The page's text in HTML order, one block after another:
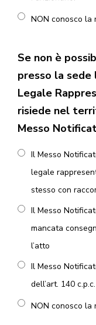
NON conosco la
Se non è
presso la
Legale
risiede nel
Messo
Il Messo
legale
stesso con
Il Messo
mancata
l’atto
Il Messo
dell’art. 140
NON conosco la